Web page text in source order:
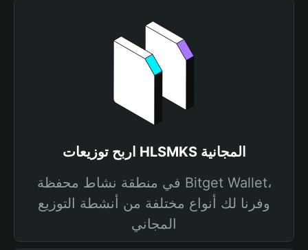
اربح توزيعات HLSMKS المجانية
في منطقة نشاط محفظة Bitget Wallet،
وفرنا لك أنواع مختلفة من أنشطة التوزيع
المجاني